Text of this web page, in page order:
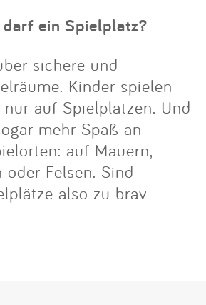
ein Spielplatz?
sichere und
Kinder spielen
auf Spielplätzen. Und
mehr Spaß an
auf Mauern,
oder Felsen. Sind
also zu brav